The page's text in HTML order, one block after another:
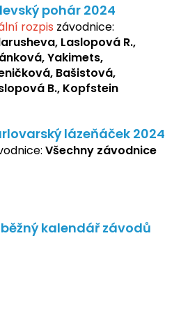
pohár 2024
rozpis závodnice:
Laslopová R.,
Yakimets,
Bašistová,
B., Kopfstein
lázeňáček 2024
Všechny závodnice
kalendář závodů